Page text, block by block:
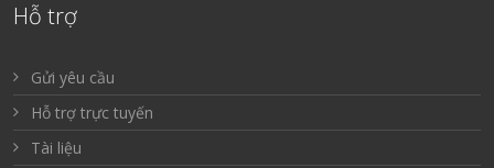
Hỗ trợ
Gửi yêu cầu
Hỗ trợ trực tuyến
Tài liệu